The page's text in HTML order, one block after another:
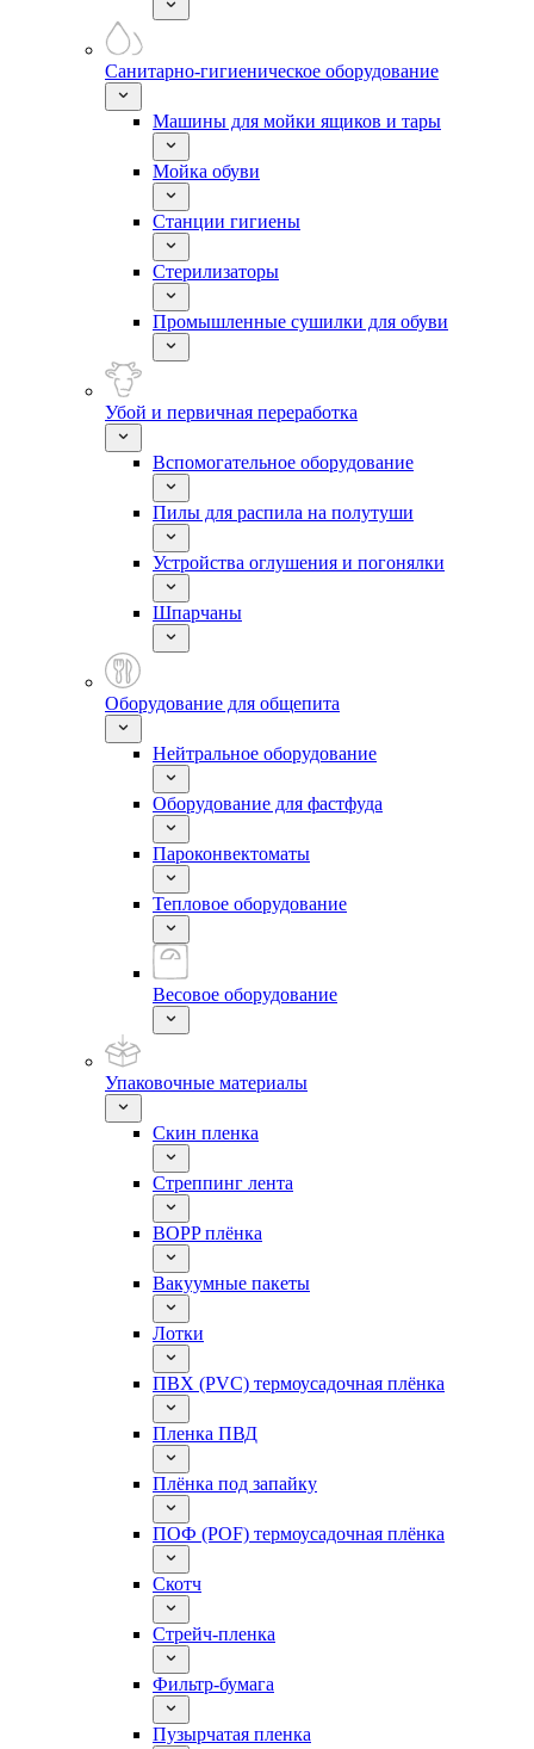
Санитарно-гигиеническое оборудование
Машины для мойки ящиков и тары
Мойка обуви
Станции гигиены
Стерилизаторы
Промышленные сушилки для обуви
Убой и первичная переработка
Вспомогательное оборудование
Пилы для распила на полутуши
Устройства оглушения и погонялки
Шпарчаны
Оборудование для общепита
Нейтральное оборудование
Оборудование для фастфуда
Пароконвектоматы
Тепловое оборудование
Весовое оборудование
Упаковочные материалы
Скин пленка
Стреппинг лента
BOPP плёнка
Вакуумные пакеты
Лотки
ПВХ (PVC) термоусадочная плёнка
Пленка ПВД
Плёнка под запайку
ПОФ (POF) термоусадочная плёнка
Скотч
Стрейч-пленка
Фильтр-бумага
Пузырчатая пленка